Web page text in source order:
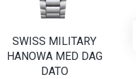
SWISS MILITARY
HANOWA MED DAG
DATO